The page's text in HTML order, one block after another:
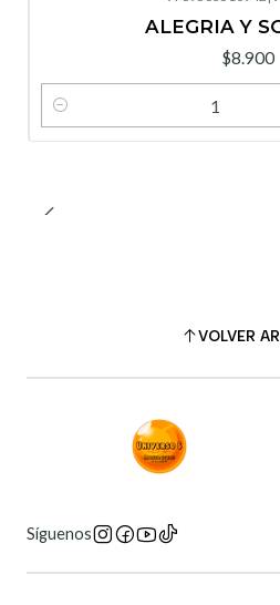
ALEGRIA Y
$8.900
Cantidad
VOLVER
Síguenos